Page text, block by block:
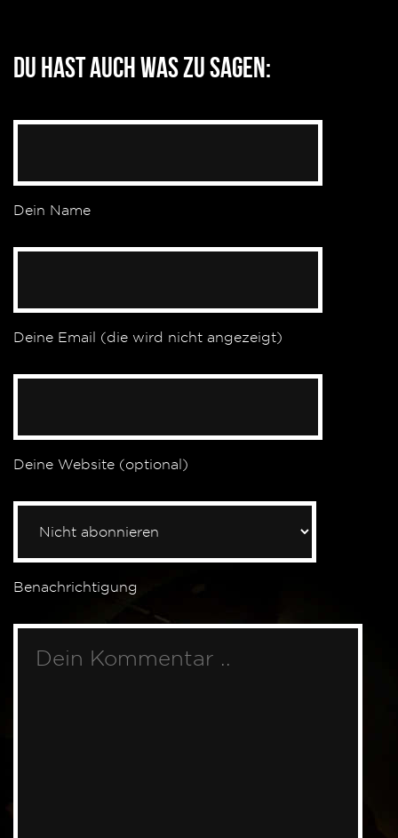
Du hast auch was zu sagen:
Dein Name
Deine Email (die wird nicht angezeigt)
Deine Website (optional)
Benachrichtigung